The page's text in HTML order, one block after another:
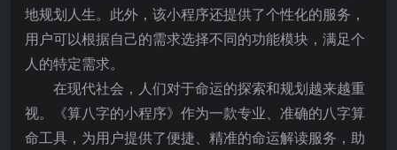
地规划人生。此外，该小程序还提供了个性化的服务，
用户可以根据自己的需求选择不同的功能模块，满足个
人的特定需求。
在现代社会，人们对于命运的探索和规划越来越重
视。《算八字的小程序》作为一款专业、准确的八字算
命工具，为用户提供了便捷、精准的命运解读服务，助